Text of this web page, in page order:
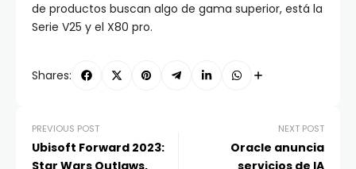
de productos buscan algo de gama superior, está la
Serie V25 y el X80 pro.
Shares:
PREVIOUS POST
Ubisoft Forward 2023:
NEXT POST
Oracle anuncia